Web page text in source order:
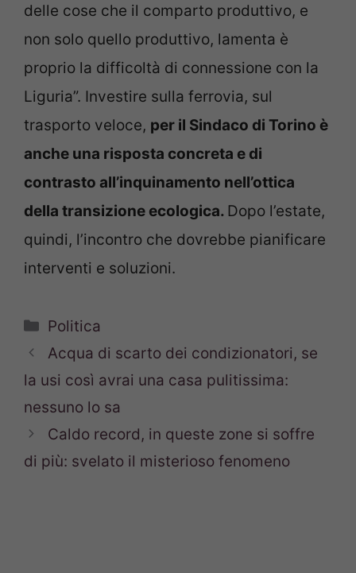
delle cose che il comparto produttivo, e
non solo quello produttivo, lamenta è
proprio la difficoltà di connessione con la
Liguria”. Investire sulla ferrovia, sul
trasporto veloce, per il Sindaco di Torino è
anche una risposta concreta e di
contrasto all’inquinamento nell’ottica
della transizione ecologica. Dopo l’estate,
quindi, l’incontro che dovrebbe pianificare
interventi e soluzioni.
Categorie
Politica
Acqua di scarto dei condizionatori, se
la usi così avrai una casa pulitissima:
nessuno lo sa
Caldo record, in queste zone si soffre
di più: svelato il misterioso fenomeno